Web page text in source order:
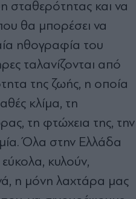
σταθερότητας και να
θα μπορέσει να
ηθογραφία του
ταλανίζονται από
της ζωής, η οποία
κλίμα, τη
τη φτώχεια της, την
Όλα στην Ελλάδα
κυλούν,
η μόνη λαχτάρα μας